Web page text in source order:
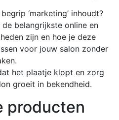
‘marketing’ inhoudt?
belangrijkste online en
zijn en hoe je deze
voor jouw salon zonder
het plaatje klopt en zorg
groeit in bekendheid.
producten